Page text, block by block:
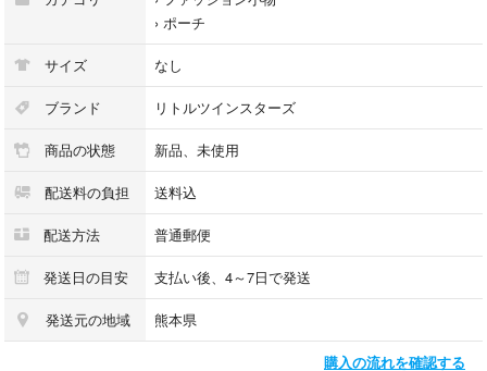
表生地…オックス
表生地の裏側に接着芯を貼っています
⭐️⭐️⭐️⭐️⭐️⭐️⭐️⭐️⭐️⭐️⭐️⭐️⭐️⭐️⭐️⭐️⭐️
素人のハンドメイドです🧵
既製品のような完璧なものではありませんけど、仕上げのアイロンまで丁
寧に行っております✨
#ハンドメイドポーチ #リトルツインスターズポーチ #ファスナーポーチ #
小物入れ #タック入りポーチ #化粧ポーチ #キキララ #リトルツインスタ
ーズ
› ポーチ
サイズ なし
ブランド リトルツインスターズ
商品の状態 新品、未使用
配送料の負担 送料込
配送方法 普通郵便
発送日の目安 支払い後、4～7日で発送
発送元の地域 熊本県
購入の流れを確認する